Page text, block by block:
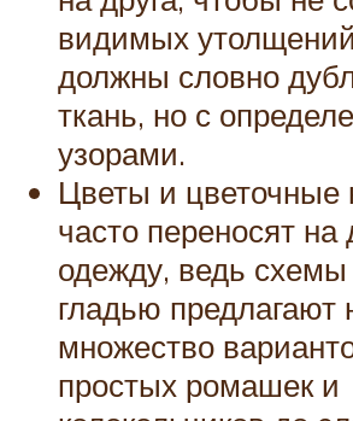
видимых
должны словно
ткань, но с
узорами.
Цветы и цветочные
часто переносят на
одежду, ведь
гладью предлагают
множество
простых ромашек и